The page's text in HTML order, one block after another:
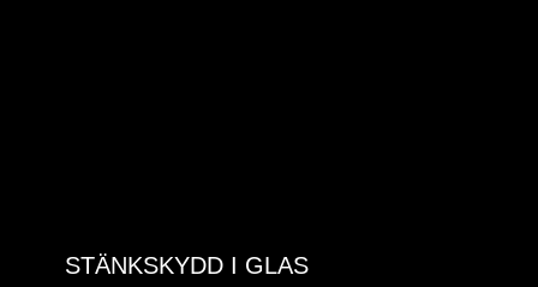
STÄNKSKYDD I GLAS